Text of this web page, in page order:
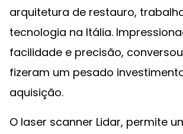
arquitetura de restauro,
tecnologia na Itália.
facilidade e precisão,
fizeram um pesado
aquisição.
O laser scanner Lidar, permite